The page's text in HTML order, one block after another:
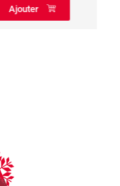
Ajouter